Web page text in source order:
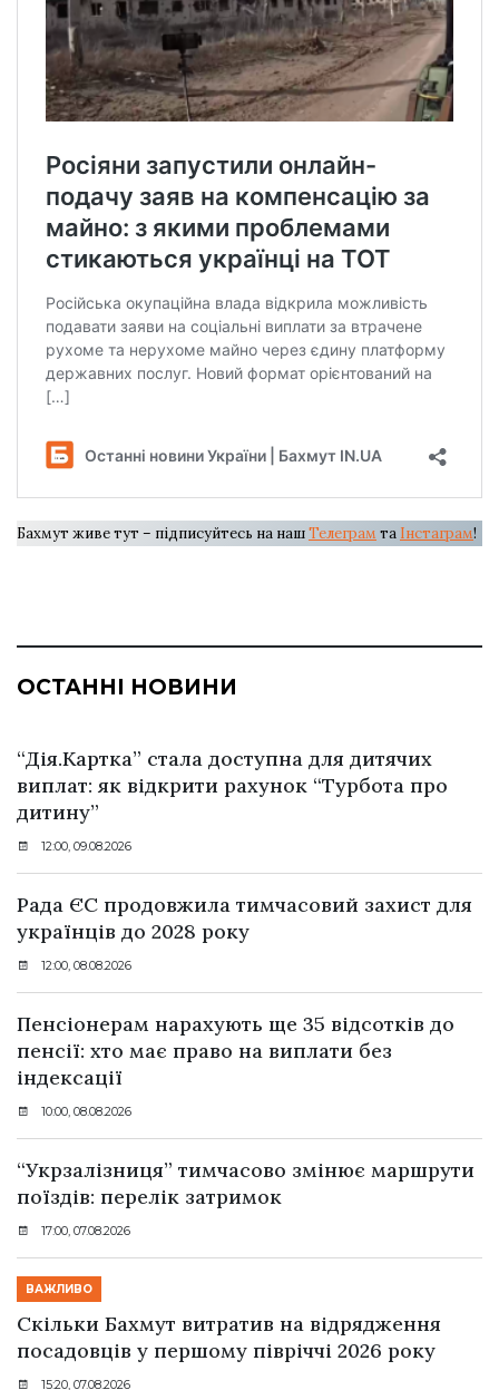
Бахмут живе тут – підписуйтесь на нашТелеграм та Інстаграм!
ОСТАННІ НОВИНИ
“Дія.Картка” стала доступна для дитячих
виплат: як відкрити рахунок “Турбота про
дитину”
12:00, 09.08.2026
Рада ЄС продовжила тимчасовий захист для
українців до 2028 року
12:00, 08.08.2026
Пенсіонерам нарахують ще 35 відсотків до
пенсії: хто має право на виплати без
індексації
10:00, 08.08.2026
“Укрзалізниця” тимчасово змінює маршрути
поїздів: перелік затримок
17:00, 07.08.2026
ВАЖЛИВО
Скільки Бахмут витратив на відрядження
посадовців у першому півріччі 2026 року
15:20, 07.08.2026